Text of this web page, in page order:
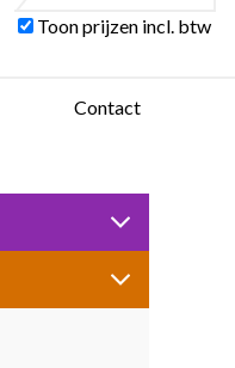
Toon prijzen incl. btw
Contact